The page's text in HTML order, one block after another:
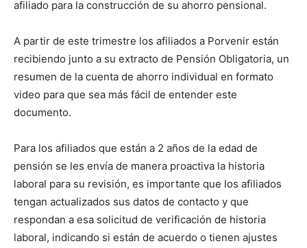
afiliado para la construcción de su ahorro pensional.
A partir de este trimestre los afiliados a Porvenir están
recibiendo junto a su extracto de Pensión Obligatoria, un
resumen de la cuenta de ahorro individual en formato
video para que sea más fácil de entender este
documento.
Para los afiliados que están a 2 años de la edad de
pensión se les envía de manera proactiva la historia
laboral para su revisión, es importante que los afiliados
tengan actualizados sus datos de contacto y que
respondan a esa solicitud de verificación de historia
laboral, indicando si están de acuerdo o tienen ajustes